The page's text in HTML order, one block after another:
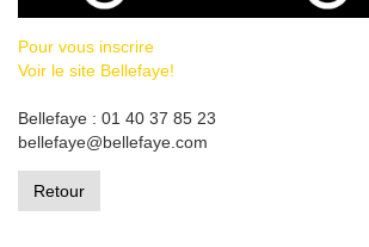
Pour vous inscrire
Voir le site Bellefaye!
Bellefaye : 01 40 37 85 23
bellefaye@bellefaye.com
Retour